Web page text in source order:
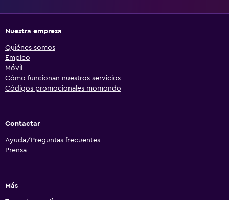
Nuestra empresa
Quiénes somos
Empleo
Móvil
Cómo funcionan nuestros servicios
Códigos promocionales momondo
Contactar
Ayuda/Preguntas frecuentes
Prensa
Más